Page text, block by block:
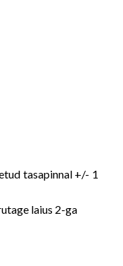
tasapinnal +/- 1
laius 2-ga